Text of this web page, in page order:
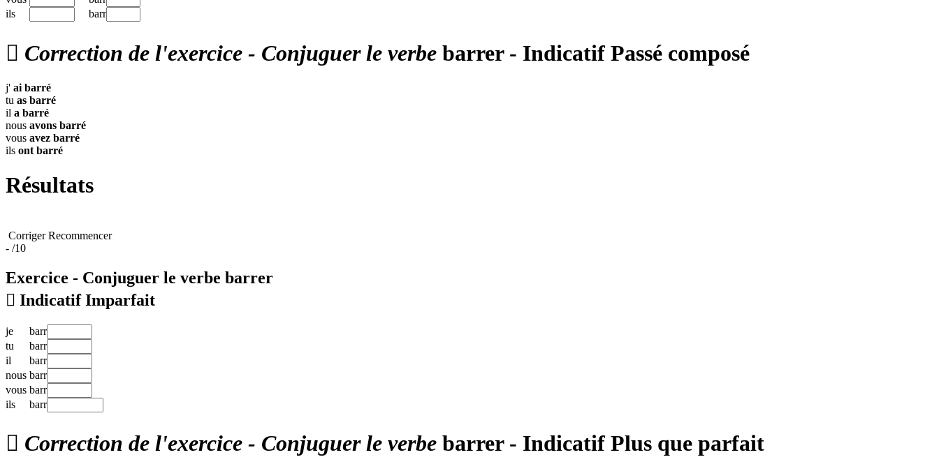
ils
barr
 Correction de l'exercice - Conjuguer le verbe barrer - Indicatif Passé composé
j' ai barré
tu as barré
il a barré
nous avons barré
vous avez barré
ils ont barré
Résultats
CorrigerRecommencer
- /10
Exercice - Conjuguer le verbe barrer
 Indicatif Imparfait
je
barr
tu
barr
il
barr
nous barr
vous barr
ils
barr
 Correction de l'exercice - Conjuguer le verbe barrer - Indicatif Plus que parfait